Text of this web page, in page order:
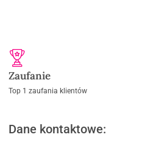
Zaufanie
Top 1 zaufania klientów
Dane kontaktowe: